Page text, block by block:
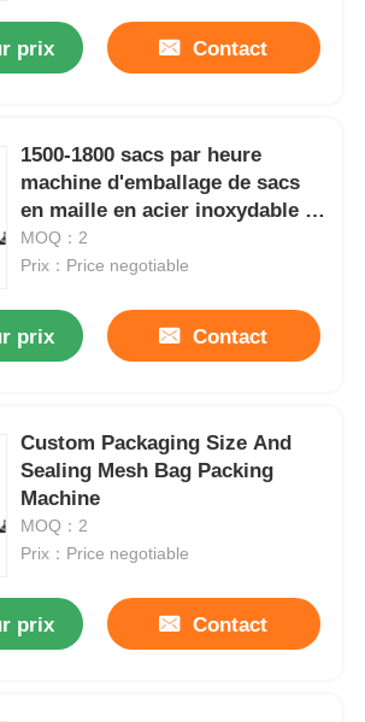
prix Contact
1500-1800 sacs par heure
machine d'emballage de sacs
en maille en acier inoxydable 5
kW
MOQ：2
Prix：Price negotiable
prix Contact
Custom Packaging Size And
Sealing Mesh Bag Packing
Machine
MOQ：2
Prix：Price negotiable
prix Contact